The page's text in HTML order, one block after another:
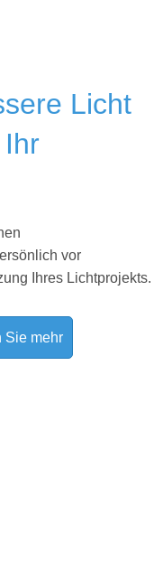
Licht
vor
Ihres Lichtprojekts.
Sie mehr